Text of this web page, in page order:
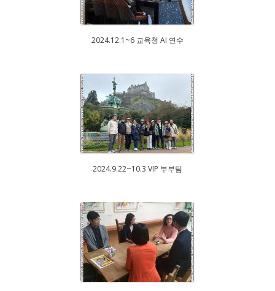
2024.12.1~6 교육청 AI 연수
2024.9.22~10.3 VIP 부부팀